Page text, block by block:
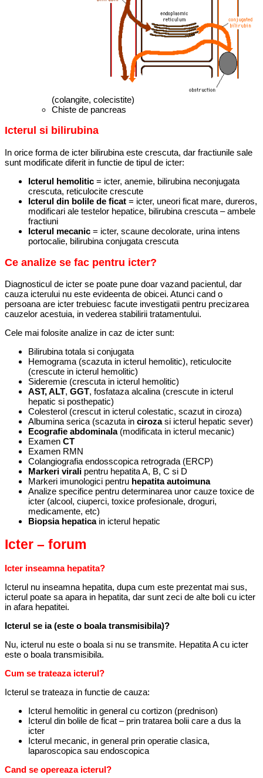
(colangite, colecistite)
Chiste de pancreas
Icterul si bilirubina
In orice forma de icter bilirubina este crescuta, dar fractiunile sale
sunt modificate diferit in functie de tipul de icter:
Icterul hemolitic = icter, anemie, bilirubina neconjugata
crescuta, reticulocite crescute
Icterul din bolile de ficat = icter, uneori ficat mare, dureros,
modificari ale testelor hepatice, bilirubina crescuta – ambele
fractiuni
Icterul mecanic = icter, scaune decolorate, urina intens
portocalie, bilirubina conjugata crescuta
Ce analize se fac pentru icter?
Diagnosticul de icter se poate pune doar vazand pacientul, dar
cauza icterului nu este evideenta de obicei. Atunci cand o
persoana are icter trebuiesc facute investigatii pentru precizarea
cauzelor acestuia, in vederea stabilirii tratamentului.
Cele mai folosite analize in caz de icter sunt:
Bilirubina totala si conjugata
Hemograma (scazuta in icterul hemolitic), reticulocite
(crescute in icterul hemolitic)
Sideremie (crescuta in icterul hemolitic)
AST, ALT, GGT, fosfataza alcalina (crescute in icterul
hepatic si posthepatic)
Colesterol (crescut in icterul colestatic, scazut in ciroza)
Albumina serica (scazuta in cirozasi icterul hepatic sever)
Ecografie abdominala(modificata in icterul mecanic)
Examen CT
Examen RMN
Colangiografia endosscopica retrograda (ERCP)
Markeri virali pentru hepatita A, B, C si D
Markeri imunologici pentru hepatita autoimuna
Analize specifice pentru determinarea unor cauze toxice de
icter (alcool, ciuperci, toxice profesionale, droguri,
medicamente, etc)
Biopsia hepaticain icterul hepatic
Icter – forum
Icter inseamna hepatita?
Icterul nu inseamna hepatita, dupa cum este prezentat mai sus,
icterul poate sa apara in hepatita, dar sunt zeci de alte boli cu icter
in afara hepatitei.
Icterul se ia (este o boala transmisibila)?
Nu, icterul nu este o boala si nu se transmite. Hepatita A cu icter
este o boala transmisibila.
Cum se trateaza icterul?
Icterul se trateaza in functie de cauza:
Icterul hemolitic in general cu cortizon (prednison)
Icterul din bolile de ficat – prin tratarea bolii care a dus la
icter
Icterul mecanic, in general prin operatie clasica,
laparoscopica sau endoscopica
Cand se opereaza icterul?